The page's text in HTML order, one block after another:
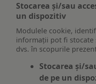
Stocarea și/sau
un dispozitiv
Modulele cookie,
informații pot fi stocate
dvs. în scopurile
Stocarea și/
de pe un